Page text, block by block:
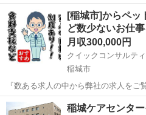
ど。 現場は安定してあります。 未経
迎です。 労災保険 雇用保険有り 未
をお願いで...
東京 その他 防水工事
[稲城市]からペッ
ど数少ないお仕
月収300,000円
クイックコンサルテ
稲城市
『数ある求人の中から弊社の求人をご
す!!』 ★数少ないペット寮、家族、カ
家賃補助も在籍中ずっと5万円の補助
東京 稲城市 その他 未経験
稲城ケアセンタ